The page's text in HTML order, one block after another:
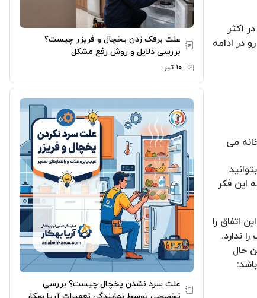
اکثر
در ادامه
می
این فکر
اتفاق را
ندارد.
حال
علت برفک زدن یخچال و فریزر چیست؟
بررسی دلایل و روش رفع مشکل
۱۰ تیر
علت سرد نشدن یخچال چیست؟ بررسی